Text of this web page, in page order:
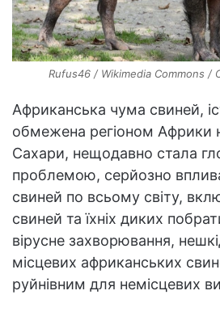
Rufus46 / Wikimedia Commons /
Африканська чума свиней,
обмежена регіоном Африки
Сахари, нещодавно стала
проблемою, серйозно
свиней по всьому світу,
свиней та їхніх диких
вірусне захворювання,
місцевих африканських
руйнівним для немісцевих